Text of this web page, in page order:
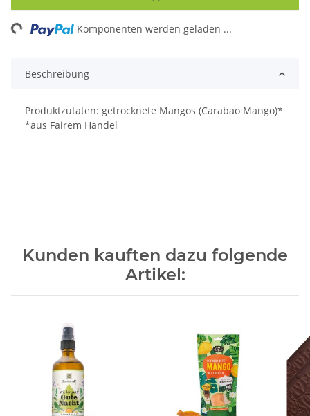
Komponenten werden geladen ...
Beschreibung
Produktzutaten: getrocknete Mangos (Carabao Mango)*
*aus Fairem Handel
Kunden kauften dazu folgende
Artikel: